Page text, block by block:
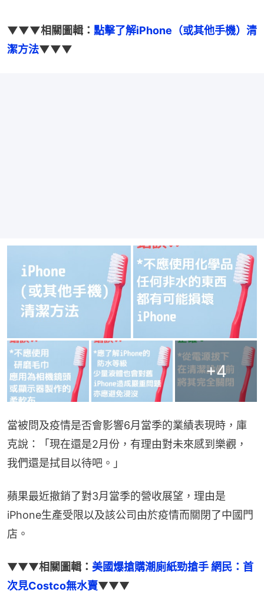
▼▼▼相關圖輯： 點擊了解iPhone（或其他手機）清
潔方法▼▼▼
+4
當被問及疫情是否會影響6月當季的業績表現時，庫
克說：「現在還是2月份，有理由對未來感到樂觀，
我們還是拭目以待吧。」
蘋果最近撤銷了對3月當季的營收展望，理由是
iPhone生產受限以及該公司由於疫情而關閉了中國門
店。
▼▼▼相關圖輯： 美國爆搶購潮廁紙勁搶手 網民：首
次見Costco無水賣▼▼▼